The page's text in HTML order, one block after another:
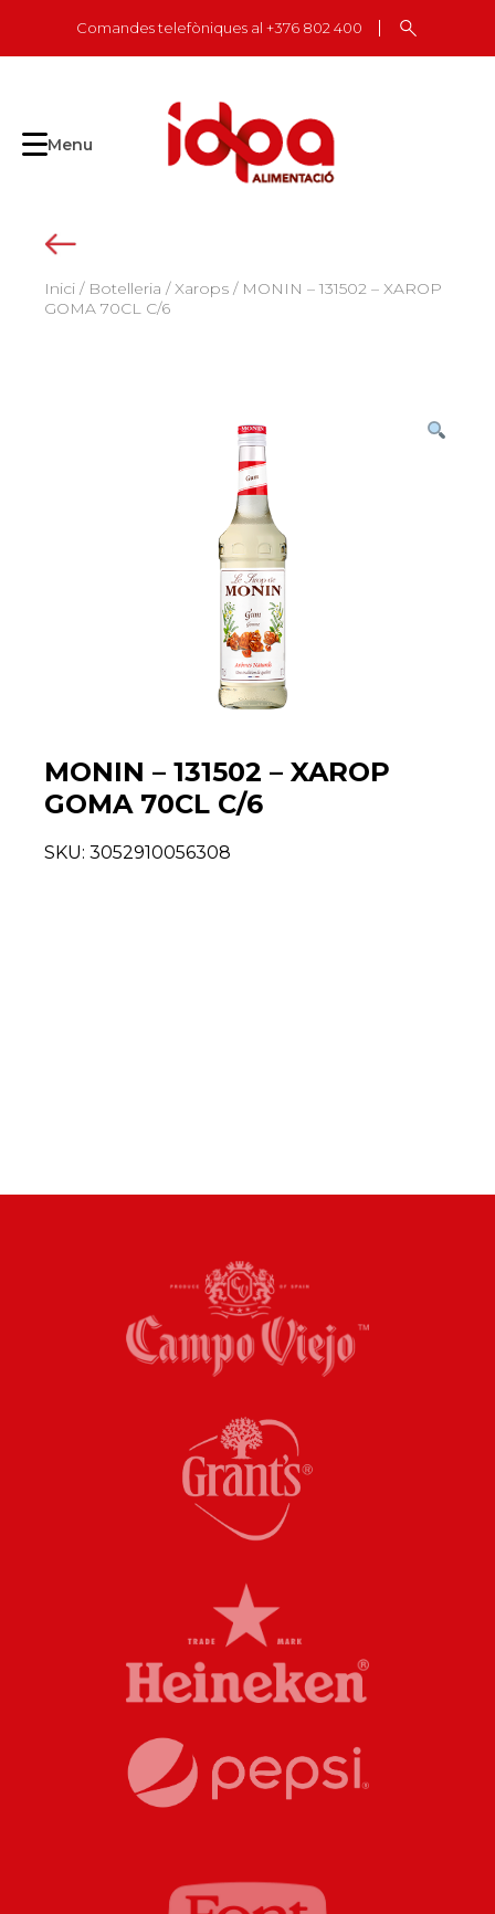
content
Comandes telefòniques al +376 802 400
Menu
Inici / Botelleria /Xarops / MONIN – 131502 – XAROP
GOMA 70CL C/6
MONIN – 131502 – XAROP
GOMA 70CL C/6
SKU: 3052910056308